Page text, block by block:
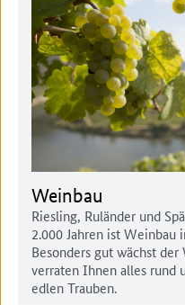
Weinbau
Riesling, Ruländer und
2.000 Jahren ist Weinbau
Besonders gut wächst
verraten Ihnen alles rund
edlen Trauben.